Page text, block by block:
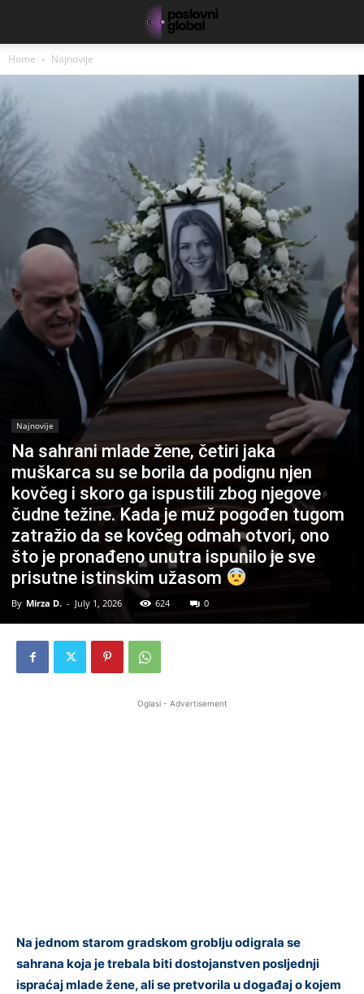
Home Najnovije
Najnovije
Na sahrani mlade žene, četiri jaka
muškarca su se borila da podignu njen
kovčeg i skoro ga ispustili zbog njegove
čudne težine. Kada je muž pogođen tugom
zatražio da se kovčeg odmah otvori, ono
što je pronađeno unutra ispunilo je sve
prisutne istinskim užasom
By Mirza D. - July 1, 2026 624 0
Oglasi - Advertisement
Na jednom starom gradskom groblju odigrala se
sahrana koja je trebala biti dostojanstven posljednji
ispraćaj mlade žene, ali se pretvorila u događaj o kojem